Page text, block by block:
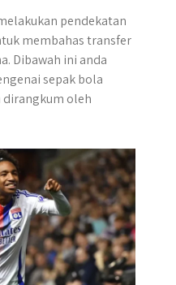
a
r
e
pendekatan
membahas transfer
Dibawah ini anda
sepak bola
oleh